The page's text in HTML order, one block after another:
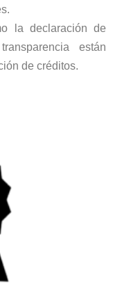
la declaración de
están
de créditos.